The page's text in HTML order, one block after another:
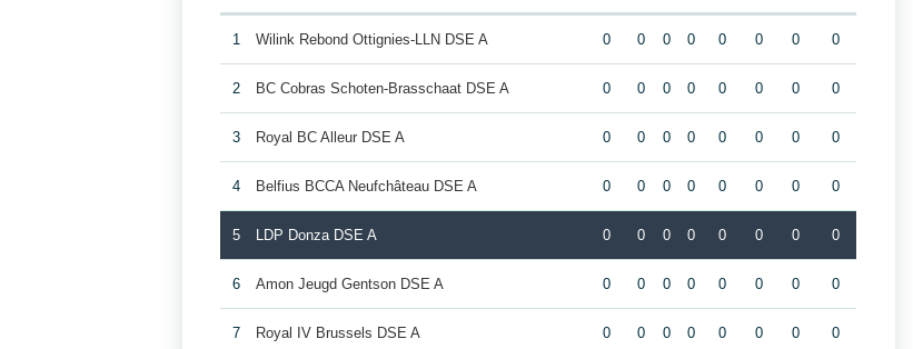
1 Wilink Rebond Ottignies-LLN DSE A 0 0 0 0 0 0 0 0
2 BC Cobras Schoten-Brasschaat DSE A 0 0 0 0 0 0 0 0
3 Royal BC Alleur DSE A 0 0 0 0 0 0 0 0
4 Belfius BCCA Neufchâteau DSE A 0 0 0 0 0 0 0 0
5 LDP Donza DSE A 0 0 0 0 0 0 0 0
6 Amon Jeugd Gentson DSE A 0 0 0 0 0 0 0 0
7 Royal IV Brussels DSE A 0 0 0 0 0 0 0 0